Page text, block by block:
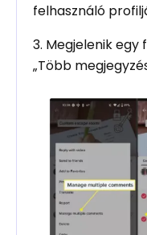
felhasználó
3. Megjelenik egy
„Több